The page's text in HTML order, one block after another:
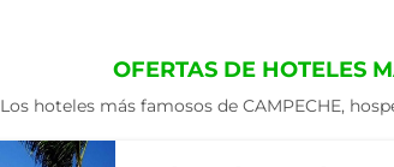
OFERTAS DE HOTELES
Los hoteles más famosos de CAMPECHE,